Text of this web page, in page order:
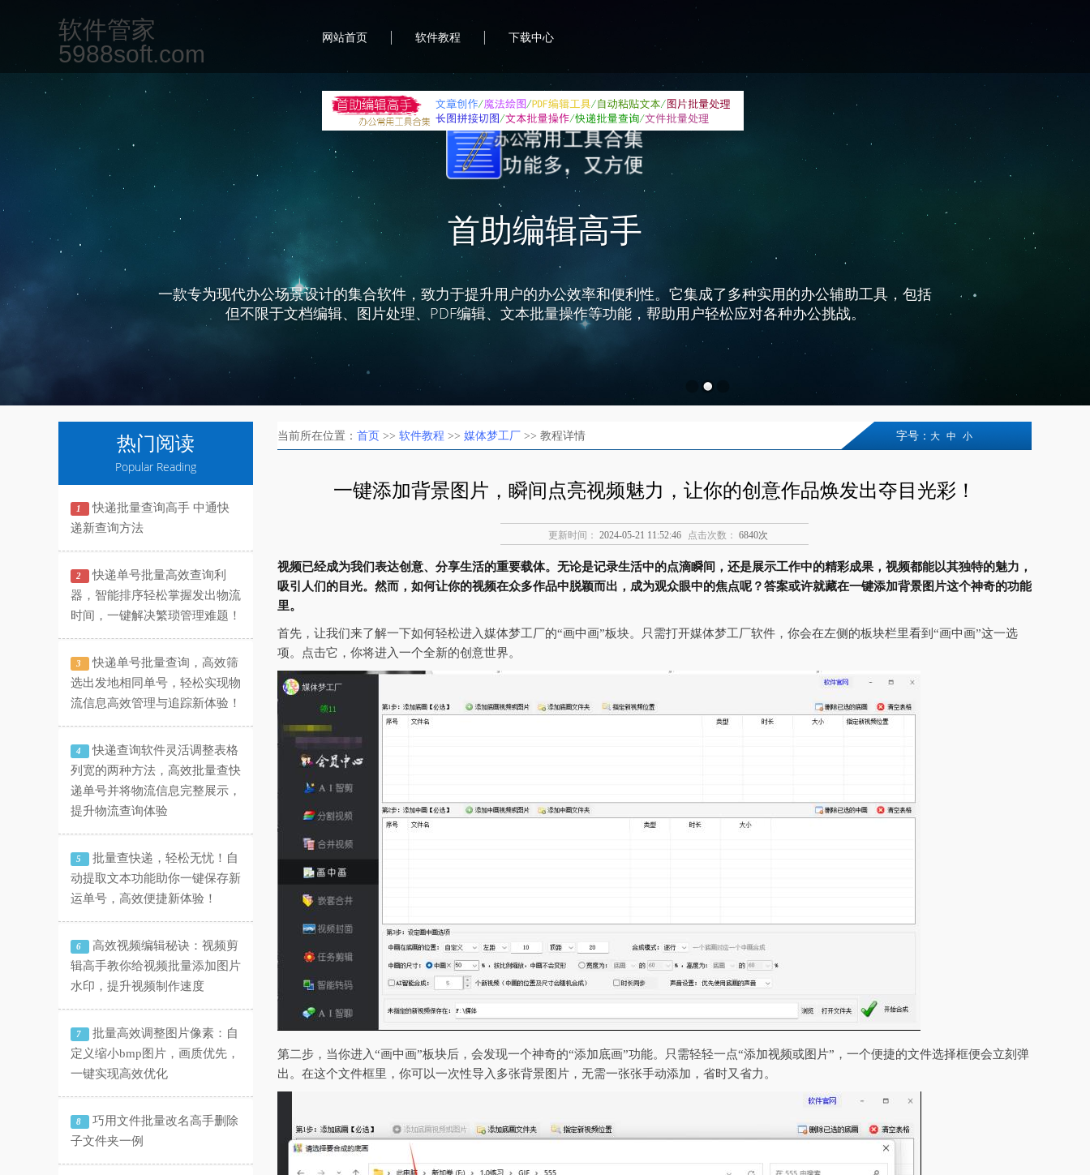
首助编辑高手
一款专为现代办公场景设计的集合软件，致力于提升用户的办公效率和便利性。它集成了多种实用的办公辅助工具，包括
但不限于文档编辑、图片处理、PDF编辑、文本批量操作等功能，帮助用户轻松应对各种办公挑战。
软件管家
5988soft.com
网站首页 | 软件教程 | 下载中心
热门阅读
Popular Reading
1
快递批量查询高手 中通快
递新查询方法
2
快递单号批量高效查询利
器，智能排序轻松掌握发出物流
时间，一键解决繁琐管理难题！
3
快递单号批量查询，高效筛
选出发地相同单号，轻松实现物
流信息高效管理与追踪新体验！
4
快递查询软件灵活调整表格
列宽的两种方法，高效批量查快
递单号并将物流信息完整展示，
提升物流查询体验
5
批量查快递，轻松无忧！自
动提取文本功能助你一键保存新
运单号，高效便捷新体验！
6
高效视频编辑秘诀：视频剪
辑高手教你给视频批量添加图片
水印，提升视频制作速度
7
批量高效调整图片像素：自
定义缩小bmp图片，画质优先，
一键实现高效优化
8
巧用文件批量改名高手删除
子文件夹一例
当前所在位置： 首页 >> 软件教程 >> 媒体梦工厂 >> 教程详情 字号： 大 中 小
一键添加背景图片，瞬间点亮视频魅力，让你的创意作品焕发出夺目光彩！
更新时间： 2024-05-21 11:52:46 点击次数： 6840次
视频已经成为我们表达创意、分享生活的重要载体。无论是记录生活中的点滴瞬间，还是展示工作中的精彩成果，视频都能以其独特的魅力，
吸引人们的目光。然而，如何让你的视频在众多作品中脱颖而出，成为观众眼中的焦点呢？答案或许就藏在一键添加背景图片这个神奇的功能
里。
首先，让我们来了解一下如何轻松进入媒体梦工厂的“画中画”板块。只需打开媒体梦工厂软件，你会在左侧的板块栏里看到“画中画”这一选
项。点击它，你将进入一个全新的创意世界。
第二步，当你进入“画中画”板块后，会发现一个神奇的“添加底画”功能。只需轻轻一点“添加视频或图片”，一个便捷的文件选择框便会立刻弹
出。在这个文件框里，你可以一次性导入多张背景图片，无需一张张手动添加，省时又省力。